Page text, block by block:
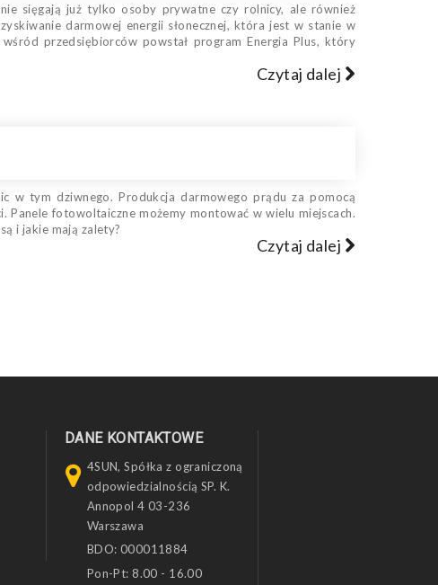
sięgają już tylko osoby prywatne czy rolnicy, ale również
darmowej energii słonecznej, która jest w stanie w
przedsiębiorców powstał program Energia Plus, który
Czytaj dalej
w tym dziwnego. Produkcja darmowego prądu za pomocą
Panele fotowoltaiczne możemy montować w wielu miejscach.
i jakie mają zalety?
Czytaj dalej
DANE KONTAKTOWE
4SUN, Spółka z ograniczoną
odpowiedzialnością SP. K.
Annopol 4 03-236
Warszawa
BDO: 000011884
Pon-Pt: 8.00 - 16.00